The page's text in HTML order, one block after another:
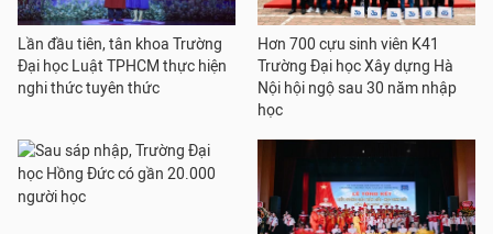
Lần đầu tiên, tân khoa Trường
Đại học Luật TPHCM thực hiện
nghi thức tuyên thức
Hơn 700 cựu sinh viên K41
Trường Đại học Xây dựng Hà
Nội hội ngộ sau 30 năm nhập
học